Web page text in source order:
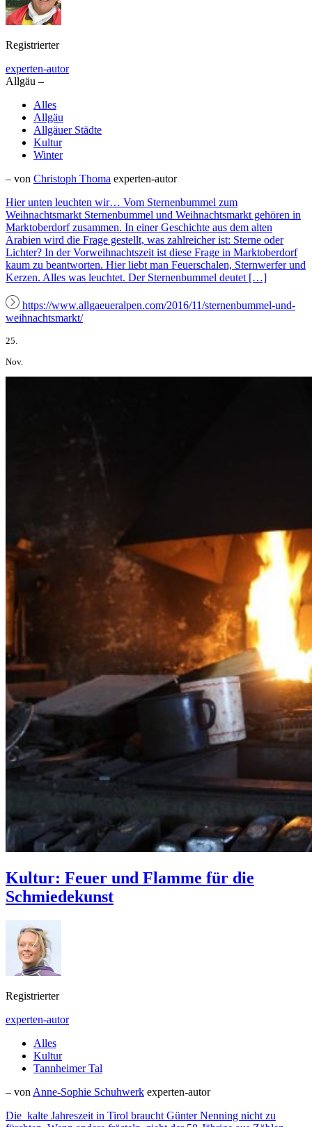
Registrierter
experten-autor
Allgäu –
Alles
Allgäu
Allgäuer Städte
Kultur
Winter
– von Christoph Thoma experten-autor
Hier unten leuchten wir… Vom Sternenbummel zum
Weihnachtsmarkt Sternenbummel und Weihnachtsmarkt gehören in
Marktoberdorf zusammen. In einer Geschichte aus dem alten
Arabien wird die Frage gestellt, was zahlreicher ist: Sterne oder
Lichter? In der Vorweihnachtszeit ist diese Frage in Marktoberdorf
kaum zu beantworten. Hier liebt man Feuerschalen, Sternwerfer und
Kerzen. Alles was leuchtet. Der Sternenbummel deutet […]
https://www.allgaeueralpen.com/2016/11/sternenbummel-und-
weihnachtsmarkt/
25.
Nov.
Kultur: Feuer und Flamme für die
Schmiedekunst
Registrierter
experten-autor
Alles
Kultur
Tannheimer Tal
– von Anne-Sophie Schuhwerk experten-autor
Die kalte Jahreszeit in Tirol braucht Günter Nenning nicht zu